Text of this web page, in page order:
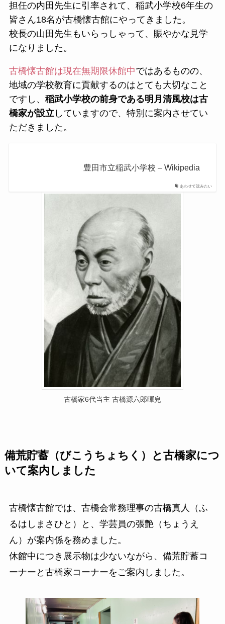
担任の内田先生に引率されて、稲武小学校6年生の
皆さん18名が古橋懐古館にやってきました。
校長の山田先生もいらっしゃって、賑やかな見学
になりました。
古橋懐古館は現在無期限休館中ではあるものの、
地域の学校教育に貢献するのはとても大切なこと
ですし、 稲武小学校の前身である明月清風校は古
橋家が設立 していますので、特別に案内させてい
ただきました。
あわせて読みたい
豊田市立稲武小学校 – Wikipedia
古橋家6代当主 古橋源六郎暉皃
備荒貯蓄（びこうちょちく）と古橋家につ
いて案内しました
古橋懐古館では、古橋会常務理事の古橋真人（ふ
るはしまさひと）と、学芸員の張艶（ちょうえ
ん）が案内係を務めました。
休館中につき展示物は少ないながら、備荒貯蓄コ
ーナーと古橋家コーナーをご案内しました。